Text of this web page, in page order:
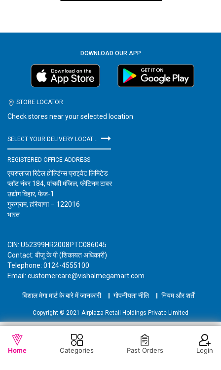
WISHLIST OUT OF STOCK
DOWNLOAD OUR APP
STORE LOCATOR
Check stores near your selected location
REGISTERED OFFICE ADDRESS
एयरप्लाज़ा रिटेल होल्डिंग्स प्राइवेट लिमिटेड
प्लॉट नंबर 184, पांचवी मंजिल, प्लेटिनम टावर
उद्योग विहार, फेज-1
गुरुग्राम, हरियाणा – 122016
भारत
CIN: U52399HR2008PTC086045
Contact: बीजू के पी (शिकायत अधिकारी)
Telephone: 0124-4555100
Email: customercare@vishalmegamart.com
विशाल मेगा मार्ट के बारे में जानकारी गोपनीयता नीति नियम और शर्तें
Copyright © 2021 Airplaza Retail Holdings Private Limited
Home Categories Past Orders Login